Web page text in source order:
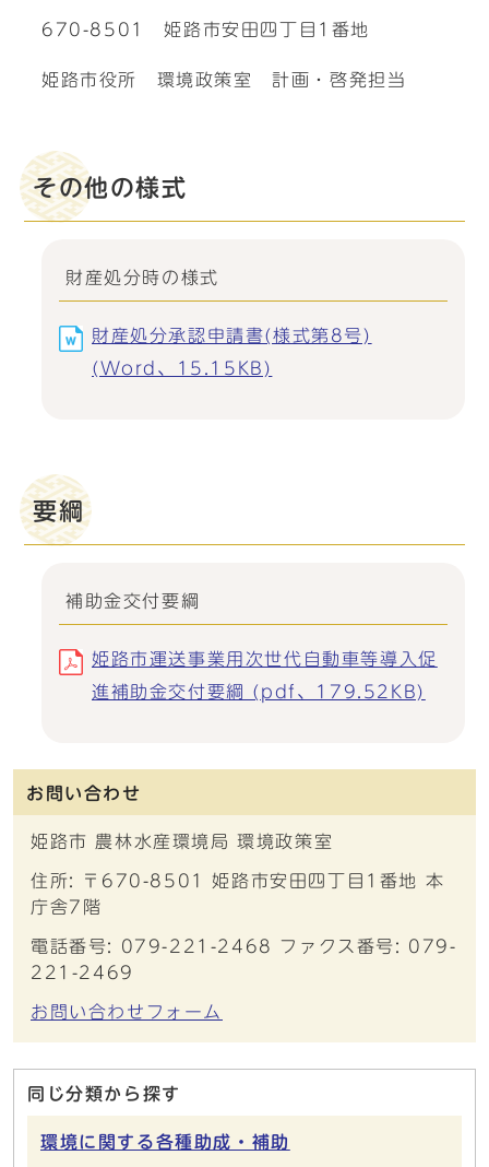
670-8501 姫路市安田四丁目1番地
姫路市役所 環境政策室 計画・啓発担当
その他の様式
財産処分時の様式
財産処分承認申請書(様式第8号)
(Word、15.15KB)
要綱
補助金交付要綱
姫路市運送事業用次世代自動車等導入促
進補助金交付要綱 (pdf、179.52KB)
お問い合わせ
姫路市 農林水産環境局 環境政策室
住所: 〒670-8501 姫路市安田四丁目1番地 本
庁舎7階
電話番号: 079-221-2468 ファクス番号: 079-
221-2469
お問い合わせフォーム
同じ分類から探す
環境に関する各種助成・補助